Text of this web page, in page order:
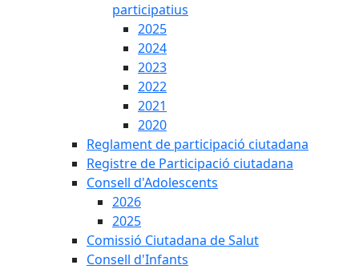
participatius
2025
2024
2023
2022
2021
2020
Reglament de participació ciutadana
Registre de Participació ciutadana
Consell d'Adolescents
2026
2025
Comissió Ciutadana de Salut
Consell d'Infants